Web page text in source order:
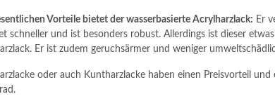
Vorteile bietet der wasserbasierte Acrylharzlack: Er
schneller und ist besonders robust. Allerdings ist dieser
Er ist zudem geruchsärmer und weniger
oder auch Kuntharzlacke haben einen Preisvorteil und